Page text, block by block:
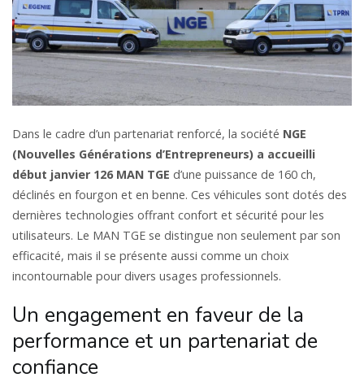
Dans le cadre d’un partenariat renforcé, la société NGE
(Nouvelles Générations d’Entrepreneurs) a accueilli
début janvier 126 MAN TGE d’une puissance de 160 ch,
déclinés en fourgon et en benne. Ces véhicules sont dotés des
dernières technologies offrant confort et sécurité pour les
utilisateurs. Le MAN TGE se distingue non seulement par son
efficacité, mais il se présente aussi comme un choix
incontournable pour divers usages professionnels.
Un engagement en faveur de la
performance et un partenariat de
confiance